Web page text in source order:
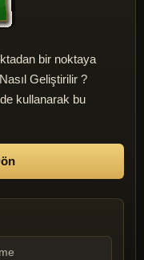
bir noktaya
Geliştirilir ?
kullanarak bu